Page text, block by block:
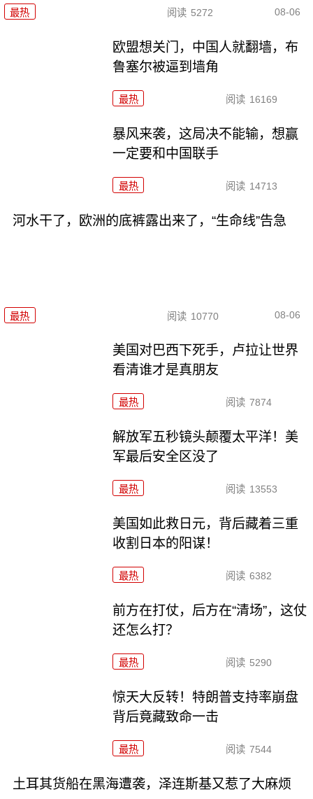
最热 阅读 5272 08-06
欧盟想关门，中国人就翻墙，布
鲁塞尔被逼到墙角
最热 阅读 16169
暴风来袭，这局决不能输，想赢
一定要和中国联手
最热 阅读 14713
河水干了，欧洲的底裤露出来了，“生命线”告急
最热 阅读 10770 08-06
美国对巴西下死手，卢拉让世界
看清谁才是真朋友
最热 阅读 7874
解放军五秒镜头颠覆太平洋！美
军最后安全区没了
最热 阅读 13553
美国如此救日元，背后藏着三重
收割日本的阳谋！
最热 阅读 6382
前方在打仗，后方在“清场”，这仗
还怎么打？
最热 阅读 5290
惊天大反转！特朗普支持率崩盘
背后竟藏致命一击
最热 阅读 7544
土耳其货船在黑海遭袭，泽连斯基又惹了大麻烦